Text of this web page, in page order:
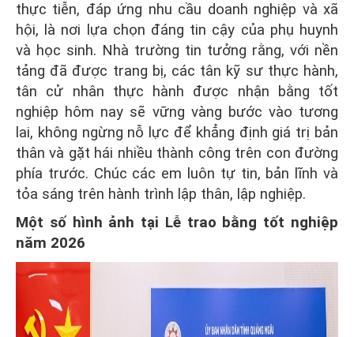
thực tiễn, đáp ứng nhu cầu doanh nghiệp và xã
hội, là nơi lựa chọn đáng tin cậy của phụ huynh
và học sinh. Nhà trường tin tưởng rằng, với nền
tảng đã được trang bị, các tân kỹ sư thực hành,
tân cử nhân thực hành được nhận bằng tốt
nghiệp hôm nay sẽ vững vàng bước vào tương
lai, không ngừng nỗ lực để khẳng định giá trị bản
thân và gặt hái nhiều thành công trên con đường
phía trước. Chúc các em luôn tự tin, bản lĩnh và
tỏa sáng trên hành trình lập thân, lập nghiệp.
Một số hình ảnh tại Lễ trao bằng tốt nghiệp
năm 2026